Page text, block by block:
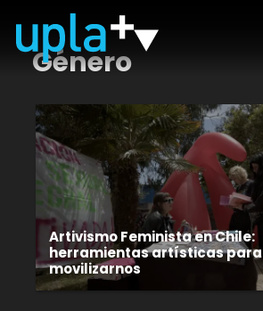
Género
Artivismo Feminista en Chile:
herramientas artísticas para
movilizarnos